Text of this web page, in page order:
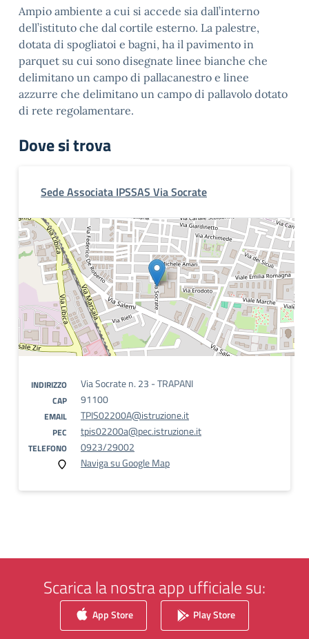
Ampio ambiente a cui si accede sia dall’interno
dell’istituto che dal cortile esterno. La palestre,
dotata di spogliatoi e bagni, ha il pavimento in
parquet su cui sono disegnate linee bianche che
delimitano un campo di pallacanestro e linee
azzurre che delimitano un campo di pallavolo dotato
di rete regolamentare.
Dove si trova
Sede Associata IPSSAS Via Socrate
INDIRIZZO Via Socrate n. 23 - TRAPANI
CAP 91100
EMAIL TPIS02200A@istruzione.it
PEC tpis02200a@pec.istruzione.it
TELEFONO
0923/29002
Naviga su Google Map
Scarica la nostra app ufficiale su:
App Store Play Store